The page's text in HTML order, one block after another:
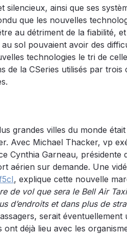
ainsi que ses
que les nouvelles
au détriment de la fiabilité,
sol pouvaient avoir des
technologies le tri de
la CSeries utilisés par trois
grandes villes du monde
Avec Michael Thacker, vp
Cynthia Garneau, présidente
aérien sur demande. Une
, explique cette nouvelle
de vol que sera le Bell Air
d’endroits et dans plus de
serait
déjà lieu avec les